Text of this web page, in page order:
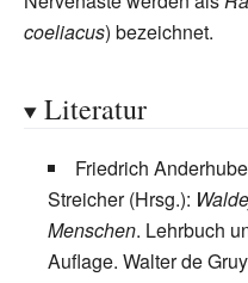
coeliacus) bezeichnet.
Literatur
Friedrich
Streicher (Hrsg.):
Menschen. Lehrbuch
Auflage. Walter de